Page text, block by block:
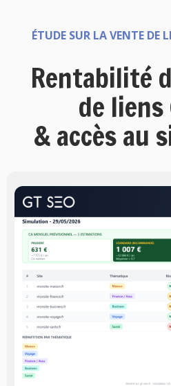
ÉTUDE SUR LA VENTE DE
Rentabilité
de liens
& accès au